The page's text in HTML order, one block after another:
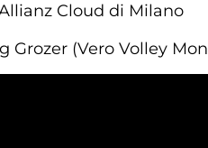
Cloud di Milano
Grozer (Vero Volley